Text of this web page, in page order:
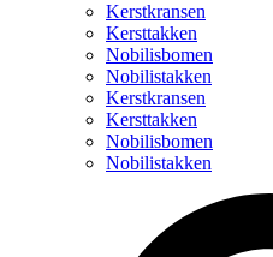
Kerstkransen
Kersttakken
Nobilisbomen
Nobilistakken
Kerstkransen
Kersttakken
Nobilisbomen
Nobilistakken